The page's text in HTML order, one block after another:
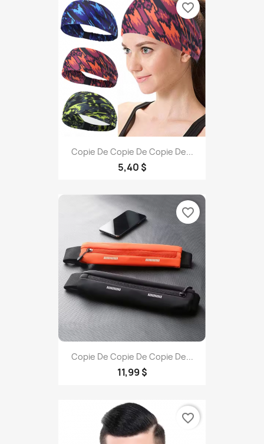
Copie De Copie De Copie De...
5,40 $
favorite_border
Copie De Copie De Copie De...
11,99 $
favorite_border
favorite_border